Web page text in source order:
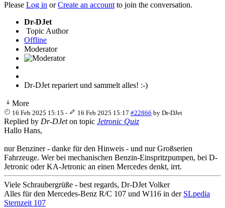
Please Log in orCreate an account to join the conversation.
Dr-DJet
Topic Author
Offline
Moderator
Dr-DJet repariert und sammelt alles! :-)
More
16 Feb 2025 15:15 - 16 Feb 2025 15:17 #22866 by Dr-DJet
Replied by Dr-DJeton topic Jetronic Quiz
Hallo Hans,
nur Benziner - danke für den Hinweis - und nur Großserien
Fahrzeuge. Wer bei mechanischen Benzin-Einspritzpumpen, bei D-
Jetronic oder KA-Jetronic an einen Mercedes denkt, irrt.
Viele Schraubergrüße - best regards, Dr-DJet Volker
Alles für den Mercedes-Benz R/C 107 und W116 in der SLpedia
Sternzeit 107